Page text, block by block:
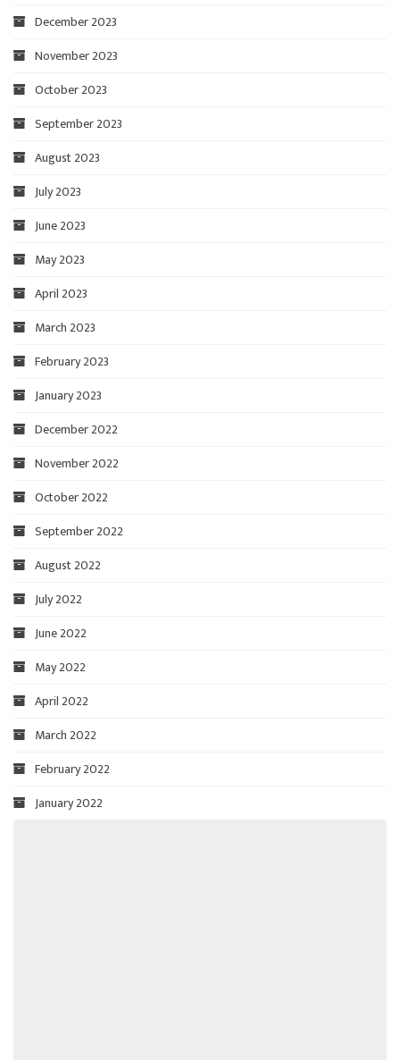
December 2023
November 2023
October 2023
September 2023
August 2023
July 2023
June 2023
May 2023
April 2023
March 2023
February 2023
January 2023
December 2022
November 2022
October 2022
September 2022
August 2022
July 2022
June 2022
May 2022
April 2022
March 2022
February 2022
January 2022